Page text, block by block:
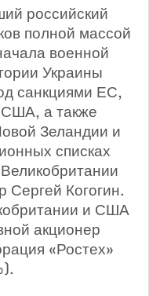
российский
полной массой
военной
Украины
санкциями ЕС,
а также
Зеландии и
списках
Сергей Когогин.
и США
акционер
«Ростех»